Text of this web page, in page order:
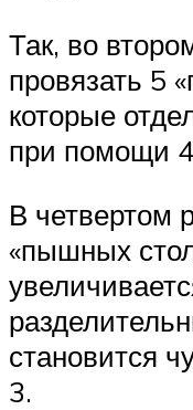
Так, во
провязать 5
которые
при помощи
В четвертом
«пышных
становится
3.